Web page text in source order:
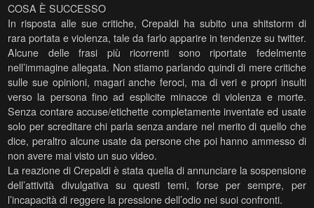
COSA È SUCCESSO
In risposta alle sue critiche, Crepaldi ha subito una shitstorm di
rara portata e violenza, tale da farlo apparire in tendenze su twitter.
Alcune delle frasi più ricorrenti sono riportate fedelmente
nell’immagine allegata. Non stiamo parlando quindi di mere critiche
sulle sue opinioni, magari anche feroci, ma di veri e propri insulti
verso la persona fino ad esplicite minacce di violenza e morte.
Senza contare accuse/etichette completamente inventate ed usate
solo per screditare chi parla senza andare nel merito di quello che
dice, peraltro alcune usate da persone che poi hanno ammesso di
non avere mai visto un suo video.
La reazione di Crepaldi è stata quella di annunciare la sospensione
dell’attività divulgativa su questi temi, forse per sempre, per
l’incapacità di reggere la pressione dell’odio nei suoi confronti.